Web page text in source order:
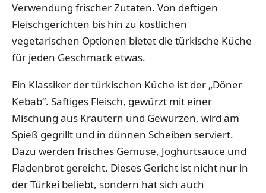
Verwendung frischer Zutaten. Von deftigen
Fleischgerichten bis hin zu köstlichen
vegetarischen Optionen bietet die türkische Küche
für jeden Geschmack etwas.
Ein Klassiker der türkischen Küche ist der „Döner
Kebab“. Saftiges Fleisch, gewürzt mit einer
Mischung aus Kräutern und Gewürzen, wird am
Spieß gegrillt und in dünnen Scheiben serviert.
Dazu werden frisches Gemüse, Joghurtsauce und
Fladenbrot gereicht. Dieses Gericht ist nicht nur in
der Türkei beliebt, sondern hat sich auch